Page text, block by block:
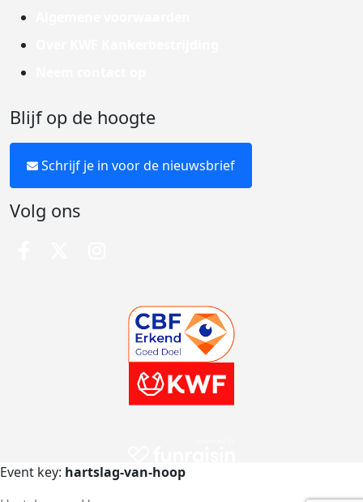
Blijf op de hoogte
Schrijf je in voor de nieuwsbrief
Volg ons
Event key: hartslag-van-hoop